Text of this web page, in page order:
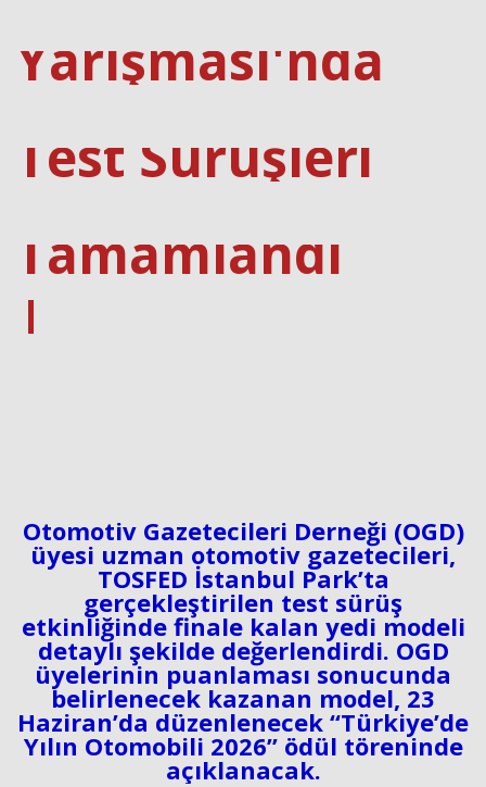
Yarışması'nda
Test Sürüşleri
Tamamlandı
|
Otomotiv Gazetecileri Derneği (OGD)
üyesi uzman otomotiv gazetecileri,
TOSFED İstanbul Park’ta
gerçekleştirilen test sürüş
etkinliğinde finale kalan yedi modeli
detaylı şekilde değerlendirdi. OGD
üyelerinin puanlaması sonucunda
belirlenecek kazanan model, 23
Haziran’da düzenlenecek “Türkiye’de
Yılın Otomobili 2026” ödül töreninde
açıklanacak.